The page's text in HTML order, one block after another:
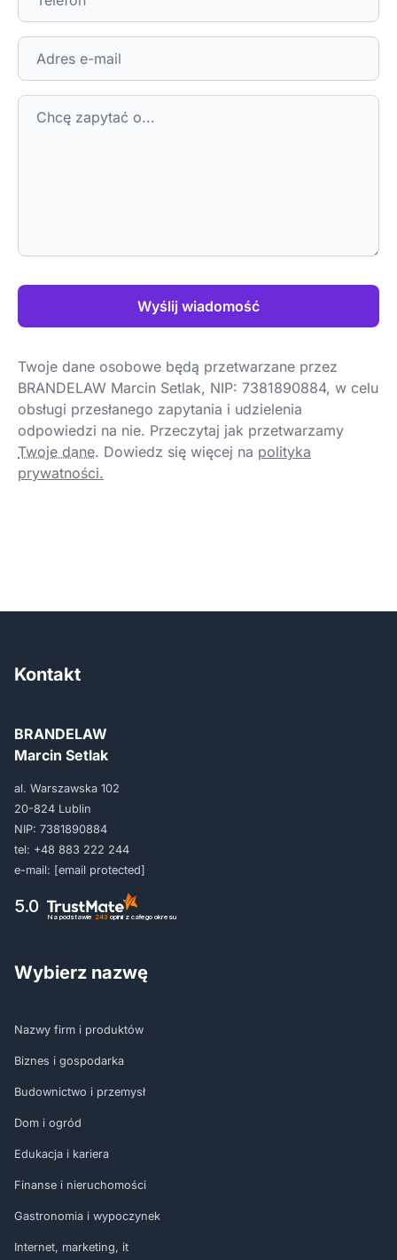
Wyślij wiadomość
Twoje dane osobowe będą przetwarzane przez
BRANDELAW Marcin Setlak, NIP: 7381890884, w celu
obsługi przesłanego zapytania i udzielenia
odpowiedzi na nie. Przeczytaj jak przetwarzamy
Twoje dane. Dowiedz się więcej na polityka
prywatności.
Kontakt
BRANDELAW
Marcin Setlak
al. Warszawska 102
20-824 Lublin
NIP: 7381890884
tel: +48 883 222 244
e-mail: [email protected]
5.0
Na podstawie 243 opinii z całego okresu
Wybierz nazwę
Nazwy firm i produktów
Biznes i gospodarka
Budownictwo i przemysł
Dom i ogród
Edukacja i kariera
Finanse i nieruchomości
Gastronomia i wypoczynek
Internet, marketing, it